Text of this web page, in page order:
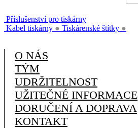
Příslušenství pro tiskárny
Kabel tiskárny ● Tiskárenské štítky ●
O NÁS
TÝM
UDRŽITELNOST
UŽITEČNÉ INFORMACE
DORUČENÍ A DOPRAVA
KONTAKT